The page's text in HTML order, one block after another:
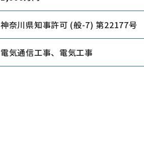
神奈川県知事許可 (般-7) 第22177号
電気通信工事、電気工事